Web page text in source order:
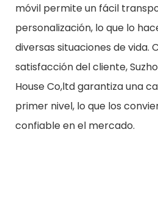
móvil permite un fácil
personalización, lo que lo
diversas situaciones de vida.
satisfacción del cliente,
House Co,ltd garantiza una
primer nivel, lo que los
confiable en el mercado.